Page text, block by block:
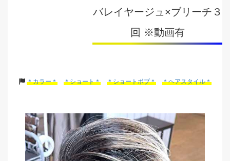
バレイヤージュ×ブリーチ３
回 ※動画有
＊カラー＊ ＊ショート＊ ＊ショートボブ＊ ＊ヘアスタイル＊